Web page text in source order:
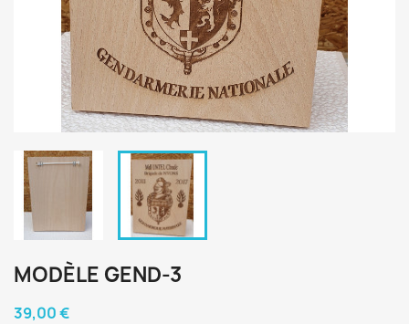
MODÈLE GEND-3
39,00 €